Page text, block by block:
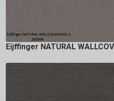
Eijffinger NATURAL